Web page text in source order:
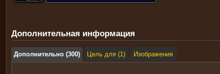
Дополнительная информация
Дополнительно (300) Цель для (1)
Изображения